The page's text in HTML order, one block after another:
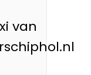
van